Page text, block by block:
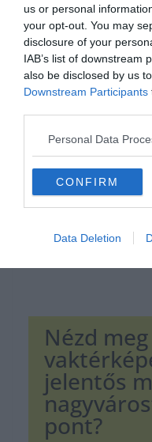
us or personal
your opt-out. You may
disclosure of your
IAB’s list of downstream
also be disclosed by us
Downstream Participants
Personal Data
CONFIRM
Data Deletion
Nézd
jelentős
pont?